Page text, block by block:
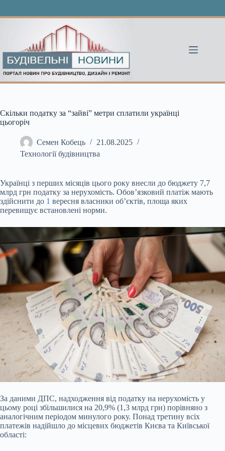
Скільки податку за “зайві” метри сплатили українці
цьогоріч
Семен Кобець
21.08.2025
Технології будівництва
Українці з перших місяців цього року внесли до бюджету 7,7
млрд грн податку за нерухомість. Обов’язковий платіж мають
здійснити до 1 вересня власники об’єктів, площа яких
перевищує встановлені норми.
За даними ДПС, надходження від податку на нерухомість у
цьому році збільшилися на 20,9% (1,3 млрд грн) порівняно з
аналогічним періодом минулого року. Понад третину всіх
платежів надійшло до місцевих бюджетів Києва та Київської
області: